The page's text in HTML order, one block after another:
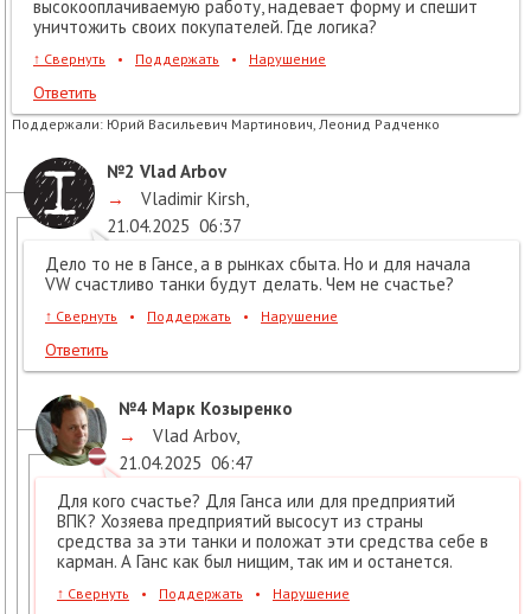
высокооплачиваемую работу, надевает форму и спешит
уничтожить своих покупателей. Где логика?
↑ Свернуть • Поддержать • Нарушение
Ответить
Поддержали: Юрий Васильевич Мартинович, Леонид Радченко
№2 Vlad Arbov
→
Vladimir Kirsh
21.04.2025 06:37
Дело то не в Гансе, а в рынках сбыта. Но и для начала
VW счастливо танки будут делать. Чем не счастье?
↑ Свернуть • Поддержать • Нарушение
Ответить
№4 Марк Козыренко
→
Vlad Arbov,
21.04.2025 06:47
Для кого счастье? Для Ганса или для предприятий
ВПК? Хозяева предприятий высосут из страны
средства за эти танки и положат эти средства себе в
карман. А Ганс как был нищим, так им и останется.
↑ Свернуть • Поддержать • Нарушение